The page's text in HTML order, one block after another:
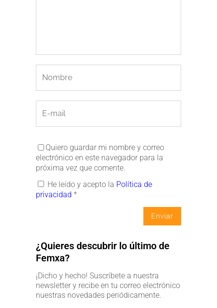
Quiero guardar mi nombre y correo
electrónico en este navegador para la
próxima vez que comente.
He leído y acepto la Política de
privacidad *
¿Quieres descubrir lo último de
Femxa?
¡Dicho y hecho! Suscríbete a nuestra
newsletter y recibe en tu correo electrónico
nuestras novedades periódicamente.